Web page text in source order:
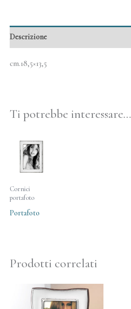
Descrizione
cm.18,5×13,5
Ti potrebbe interessare…
Cornici
portafoto
Portafoto
Prodotti correlati